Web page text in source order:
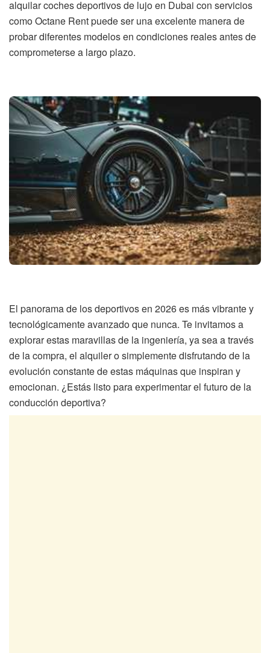
alquilar coches deportivos de lujo en Dubai con servicios
como Octane Rent puede ser una excelente manera de
probar diferentes modelos en condiciones reales antes de
comprometerse a largo plazo.
El panorama de los deportivos en 2026 es más vibrante y
tecnológicamente avanzado que nunca. Te invitamos a
explorar estas maravillas de la ingeniería, ya sea a través
de la compra, el alquiler o simplemente disfrutando de la
evolución constante de estas máquinas que inspiran y
emocionan. ¿Estás listo para experimentar el futuro de la
conducción deportiva?